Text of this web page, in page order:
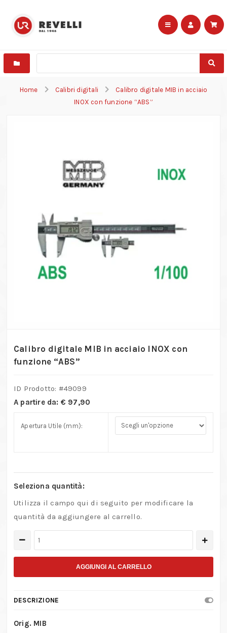
Home Calibri digitali
Calibro digitale MIB in acciaio
INOX con funzione “ABS”
Calibro digitale MIB in acciaio INOX con
funzione “ABS”
ID Prodotto: #49099
A partire da: € 97,90
Apertura Utile (mm):
Seleziona quantità:
Utilizza il campo qui di seguito per modificare la
quantità da aggiungere al carrello.
Calibro
digitale
in
INOX
con
AGGIUNGI AL CARRELLO
DESCRIZIONE
Orig. MIB